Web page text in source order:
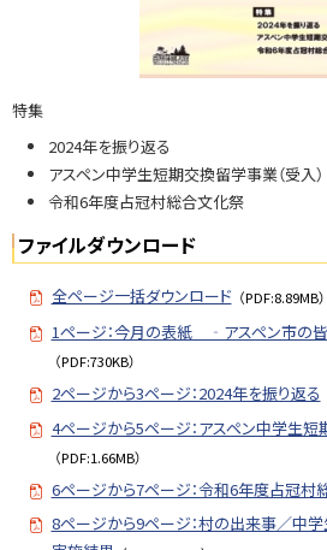
合
当
窓
特集
2024年を振り返る
アスペン中学生短期交換留学事業（受入）
令和6年度占冠村総合文化祭
ファイルダウンロード
全ページ一括ダウンロード （PDF:8.89MB）
1ページ：今月の表紙 ‐アスペン市の
（PDF:730KB）
2ページから3ページ：2024年を振り返る
4ページから5ページ：アスペン中学生短
（PDF:1.66MB）
6ページから7ページ：令和6年度占冠村
8ページから9ページ：村の出来事／中